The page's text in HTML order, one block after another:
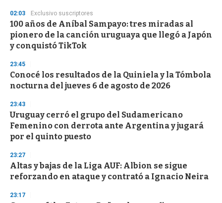
02:03 Exclusivo suscriptores
100 años de Aníbal Sampayo: tres miradas al
pionero de la canción uruguaya que llegó a Japón
y conquistó TikTok
23:45
Conocé los resultados de la Quiniela y la Tómbola
nocturna del jueves 6 de agosto de 2026
23:43
Uruguay cerró el grupo del Sudamericano
Femenino con derrota ante Argentina y jugará
por el quinto puesto
23:27
Altas y bajas de la Liga AUF: Albion se sigue
reforzando en ataque y contrató a Ignacio Neira
23:17